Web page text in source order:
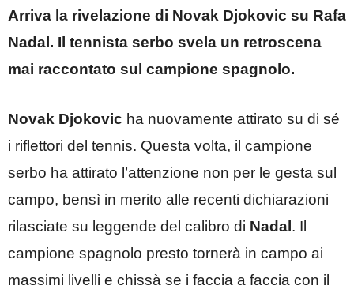
Arriva la rivelazione di Novak Djokovic su Rafa
Nadal. Il tennista serbo svela un retroscena
mai raccontato sul campione spagnolo.
Novak Djokovic ha nuovamente attirato su di sé
i riflettori del tennis. Questa volta, il campione
serbo ha attirato l’attenzione non per le gesta sul
campo, bensì in merito alle recenti dichiarazioni
rilasciate su leggende del calibro di Nadal. Il
campione spagnolo presto tornerà in campo ai
massimi livelli e chissà se i faccia a faccia con il